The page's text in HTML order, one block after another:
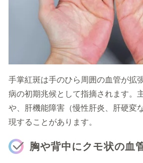
手掌紅斑は手のひら周囲の血管が拡
病の初期兆候として指摘されます。
や、肝機能障害（慢性肝炎、肝硬変
現することがあります。
胸や背中にクモ状の血